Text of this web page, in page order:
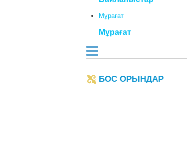
Мұрағат
Мұрағат
БОС ОРЫНДАР